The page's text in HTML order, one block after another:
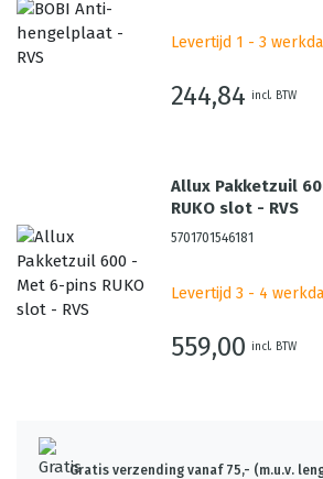
Levertijd 1 - 3
244,84 incl. BTW
Allux Pakketzuil
RUKO slot - RVS
5701701546181
Levertijd 3 - 4
559,00 incl. BTW
Gratis verzending vanaf 75,- (m.u.v.